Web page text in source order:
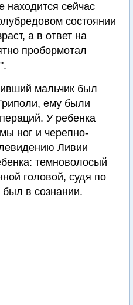
находится сейчас
состоянии
а в ответ на
пробормотал
мальчик был
ему были
У ребенка
ног и черепно-
Ливии
темноволосый
головой, судя по
в сознании.